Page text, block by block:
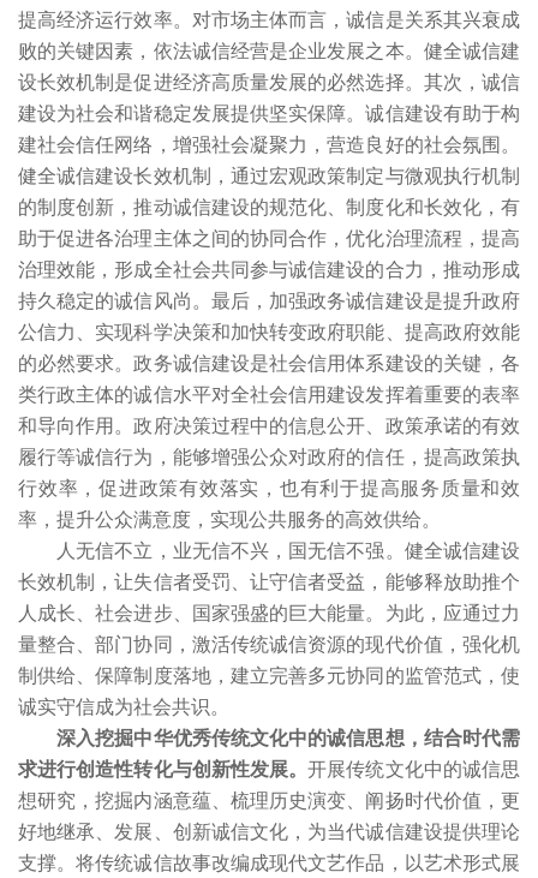
提高经济运行效率。对市场主体而言，诚信是关系其兴衰成
败的关键因素，依法诚信经营是企业发展之本。健全诚信建
设长效机制是促进经济高质量发展的必然选择。其次，诚信
建设为社会和谐稳定发展提供坚实保障。诚信建设有助于构
建社会信任网络，增强社会凝聚力，营造良好的社会氛围。
健全诚信建设长效机制，通过宏观政策制定与微观执行机制
的制度创新，推动诚信建设的规范化、制度化和长效化，有
助于促进各治理主体之间的协同合作，优化治理流程，提高
治理效能，形成全社会共同参与诚信建设的合力，推动形成
持久稳定的诚信风尚。最后，加强政务诚信建设是提升政府
公信力、实现科学决策和加快转变政府职能、提高政府效能
的必然要求。政务诚信建设是社会信用体系建设的关键，各
类行政主体的诚信水平对全社会信用建设发挥着重要的表率
和导向作用。政府决策过程中的信息公开、政策承诺的有效
履行等诚信行为，能够增强公众对政府的信任，提高政策执
行效率，促进政策有效落实，也有利于提高服务质量和效
率，提升公众满意度，实现公共服务的高效供给。
人无信不立，业无信不兴，国无信不强。健全诚信建设
长效机制，让失信者受罚、让守信者受益，能够释放助推个
人成长、社会进步、国家强盛的巨大能量。为此，应通过力
量整合、部门协同，激活传统诚信资源的现代价值，强化机
制供给、保障制度落地，建立完善多元协同的监管范式，使
诚实守信成为社会共识。
深入挖掘中华优秀传统文化中的诚信思想，结合时代需
求进行创造性转化与创新性发展。开展传统文化中的诚信思
想研究，挖掘内涵意蕴、梳理历史演变、阐扬时代价值，更
好地继承、发展、创新诚信文化，为当代诚信建设提供理论
支撑。将传统诚信故事改编成现代文艺作品，以艺术形式展